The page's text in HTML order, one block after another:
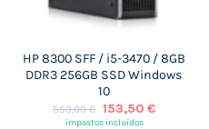
HP 8300 SFF / i5-3470 / 8GB
DDR3 256GB SSD Windows
10
553,00€ O
preço
153,50 €O
impostos incluídos